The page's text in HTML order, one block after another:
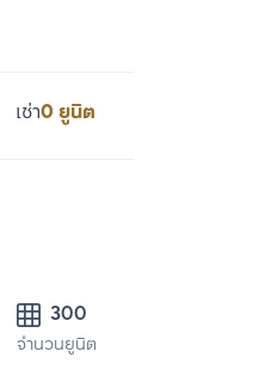
เช่า0 ยูนิต
300
จำนวนยูนิต